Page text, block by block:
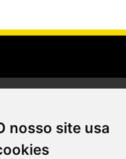
nosso site usa